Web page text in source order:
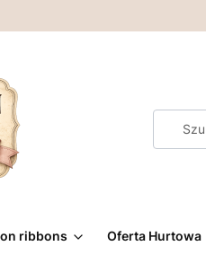
ribbons Oferta Hurtowa